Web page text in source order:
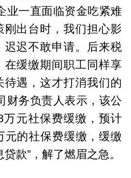
业一直面临资金吃紧难
刚出台时，我们担心影
迟迟不敢申请。后来税
在缓缴期间职工同样享
待遇，这才打消我们的
财务负责人表示，该公
万元社保费缓缴，预计
元的社保费缓缴，缓缴
款”，解了燃眉之急。